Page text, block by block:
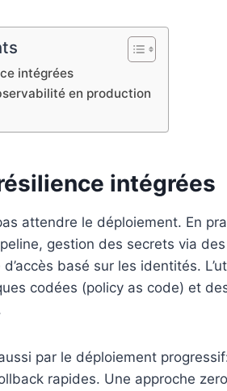
intégrées
en production
intégrées
attendre le déploiement. En
gestion des secrets via
basé sur les identités.
codées (policy as code) et
par le déploiement
rapides. Une approche